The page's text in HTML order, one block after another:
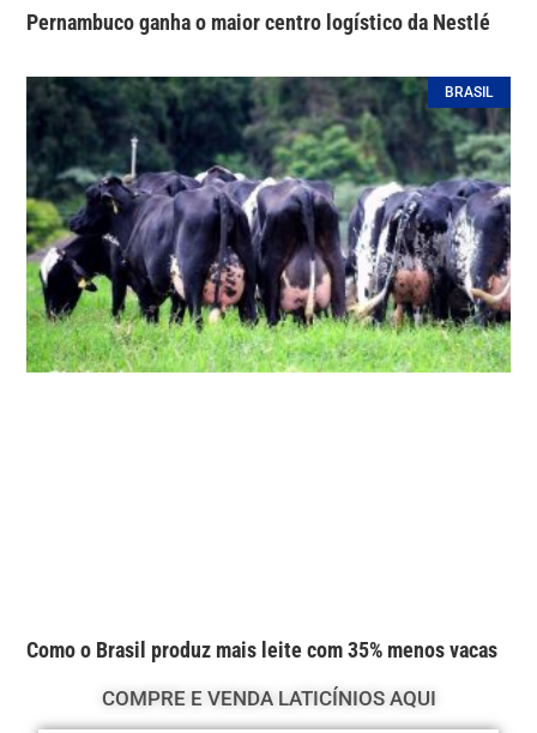
Pernambuco ganha o maior centro logístico da Nestlé
BRASIL
Como o Brasil produz mais leite com 35% menos vacas
COMPRE E VENDA LATICÍNIOS AQUI